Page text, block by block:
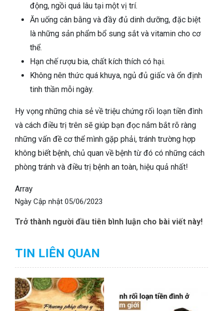
động, ngồi quá lâu tại một vị trí.
Ăn uống cân bằng và đầy đủ dinh dưỡng, đặc biệt
là những sản phẩm bổ sung sắt và vitamin cho cơ
thể.
Hạn chế rượu bia, chất kích thích có hại.
Không nên thức quá khuya, ngủ đủ giấc và ổn định
tinh thần mỗi ngày.
Hy vọng những chia sẻ về triệu chứng rối loạn tiền đình
và cách điều trị trên sẽ giúp bạn đọc nắm bắt rõ ràng
những vấn đề cơ thể mình gặp phải, tránh trường hợp
không biết bệnh, chủ quan về bệnh từ đó có những cách
phòng tránh và điều trị bệnh an toàn, hiệu quả nhất!
Array
Ngày Cập nhật 05/06/2023
Trở thành người đầu tiên bình luận cho bài viết này!
TIN LIÊN QUAN